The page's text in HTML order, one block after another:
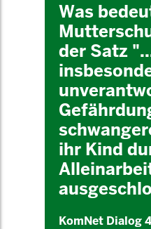
Was
der Satz
ihr Kind
KomNet Dialog